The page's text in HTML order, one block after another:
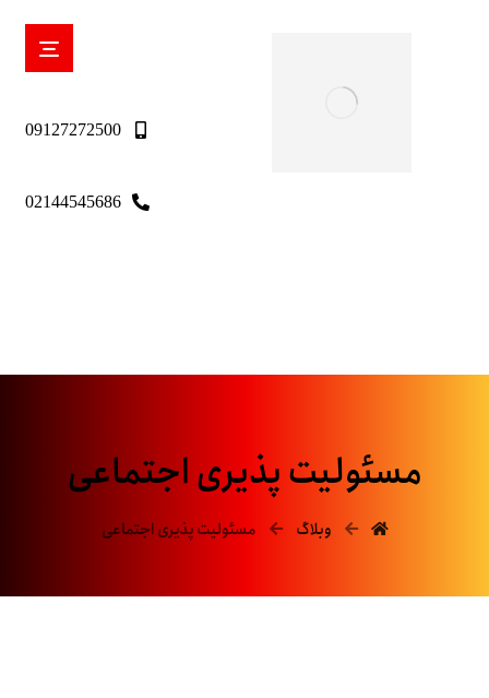
09127272500
02144545686
مسئولیت پذیری اجتماعی
وبلاگ مسئولیت پذیری اجتماعی